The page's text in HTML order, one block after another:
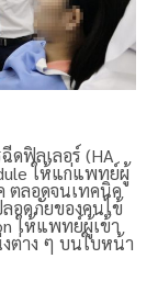
ดฟิลเลอร์ (HA
ให้แก่แพทย์ผู้
ตลอดจนเทคนิค
อดภัยของคนไข้
ให้แพทย์ผู้เข้า
ต่าง ๆ บนใบหน้า